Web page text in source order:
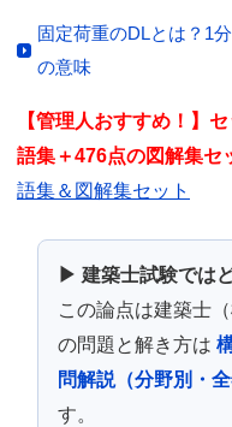
固定荷重のDLとは？1
の意味
【管理人おすすめ！】
語集＋476点の図解集
語集＆図解集セット
▶ 建築士試験では
この論点は建築士
の問題と解き方は
問解説（分野別・全
す。